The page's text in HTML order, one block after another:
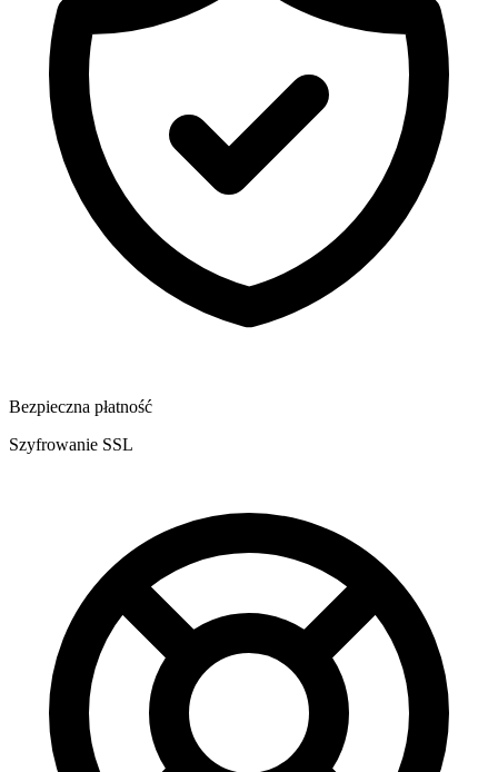
Bezpieczna płatność
Szyfrowanie SSL